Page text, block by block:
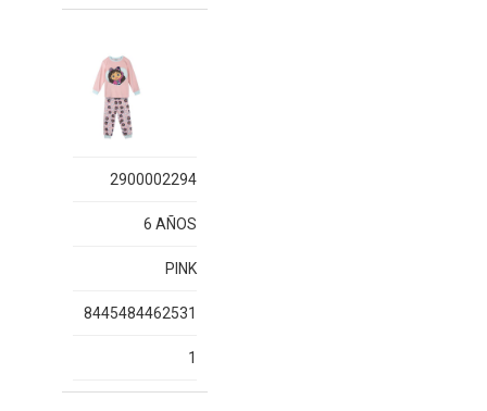
2900002294
6 AÑOS
PINK
8445484462531
1